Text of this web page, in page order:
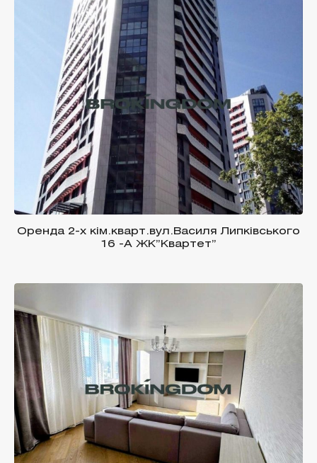
Оренда 2-х кім.кварт.вул.Василя Липківського
16 -А ЖК”Квартет”